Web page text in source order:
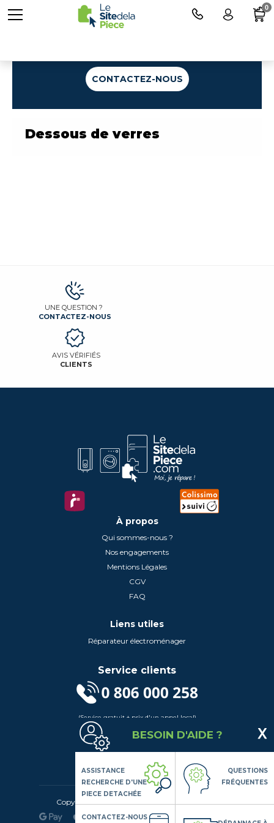
CONTACTEZ-NOUS
Dessous de verres
UNE QUESTION ?
CONTACTEZ-NOUS
AVIS VÉRIFIÉS
CLIENTS
À propos
Qui sommes-nous ?
Nos engagements
Mentions Légales
CGV
FAQ
Liens utiles
Réparateur électroménager
Service clients
(Service gratuit + prix d'un appel local)
Lundi au Vendredi de 9h à 18h
Contactez-Nous
Suivez-nous
0
Copyright© 2020 LSDLP, Tous droits réservés
BESOIN D'AIDE ?
ASSISTANCE
RECHERCHE D'UNE
PIECE DETACHÉE
QUESTIONS
FRÉQUENTES
CONTACTEZ-NOUS